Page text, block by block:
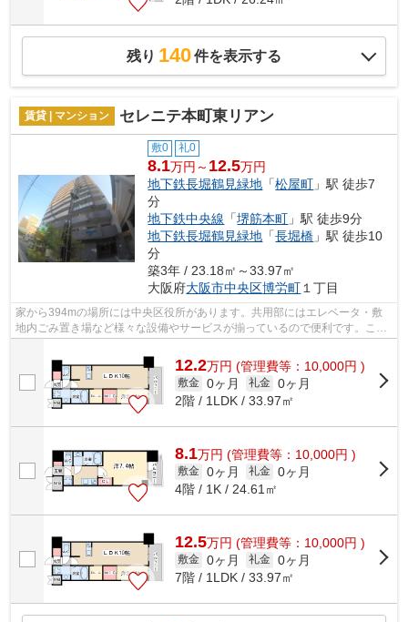
残り 140件を表示する
賃貸 | マンション セレニテ本町東リアン
敷0 礼0
8.1万円～ 12.5万円
地下鉄長堀鶴見緑地 「松屋町 」駅 徒歩7
分
地下鉄中央線 「堺筋本町 」駅 徒歩9分
地下鉄長堀鶴見緑地 「長堀橋 」駅 徒歩10
分
築3年 / 23.18㎡～33.97㎡
大阪府大阪市中央区博労町 １丁目
家から394mの場所には中央区役所があります。共用部にはエレベータ・敷
地内ごみ置き場など様々な設備やサービスが揃っているので便利です。こち
12.2万円 (管理費等：10,000円 )
敷金 0ヶ月 礼金 0ヶ月
2階 / 1LDK / 33.97㎡
8.1万円 (管理費等：10,000円 )
敷金 0ヶ月 礼金 0ヶ月
4階 / 1K / 24.61㎡
12.5万円 (管理費等：10,000円 )
敷金 0ヶ月 礼金 0ヶ月
7階 / 1LDK / 33.97㎡